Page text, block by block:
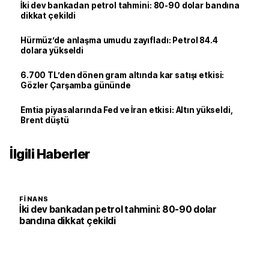
İki dev bankadan petrol tahmini: 80-90 dolar bandına
dikkat çekildi
Hürmüz’de anlaşma umudu zayıfladı: Petrol 84.4
dolara yükseldi
6.700 TL’den dönen gram altında kar satışı etkisi:
Gözler Çarşamba gününde
Emtia piyasalarında Fed ve İran etkisi: Altın yükseldi,
Brent düştü
İlgili Haberler
FINANS
İki dev bankadan petrol tahmini: 80-90 dolar
bandına dikkat çekildi